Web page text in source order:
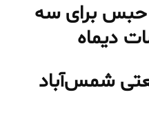
حبس برای سه
دیماه
شمس‌آباد